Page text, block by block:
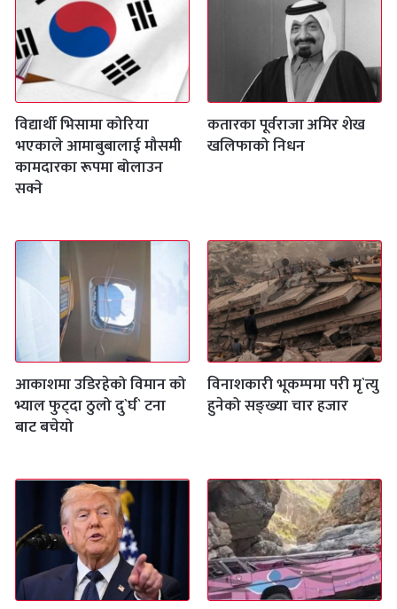
विद्यार्थी भिसामा कोरिया
भएकाले आमाबुबालाई मौसमी
कामदारका रूपमा बोलाउन
सक्ने
कतारका पूर्वराजा अमिर शेख
खलिफाको निधन
आकाशमा उडिरहेको विमान को
भ्याल फुट्दा ठुलो दु`र्घ` टना
बाट बचेयो
विनाशकारी भूकम्पमा परी मृ`त्यु
हुनेको सङ्ख्या चार हजार